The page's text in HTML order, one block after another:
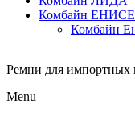
Комбайн
Комбайн
Ремни для импортных
Menu